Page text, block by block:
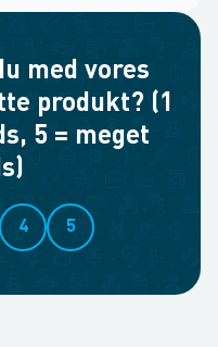
med vores
produkt? (1
5 = meget
4 5